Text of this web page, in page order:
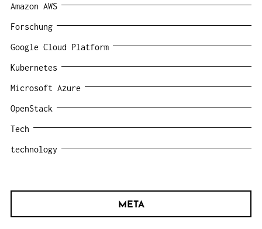
Amazon AWS
Forschung
Google Cloud Platform
Kubernetes
Microsoft Azure
OpenStack
Tech
technology
META